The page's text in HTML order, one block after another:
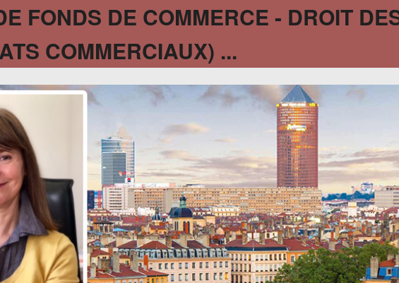
FONDS DE COMMERCE - DROIT
COMMERCIAUX) ...